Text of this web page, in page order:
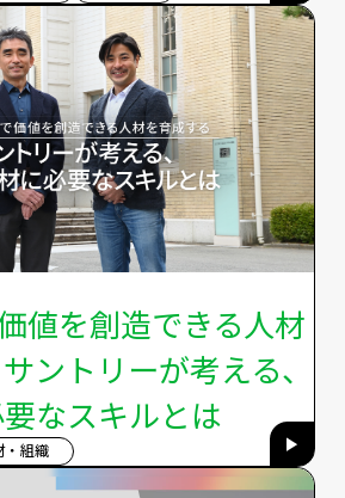
値を創造できる人材
ントリーが考える、
なスキルとは
・組織